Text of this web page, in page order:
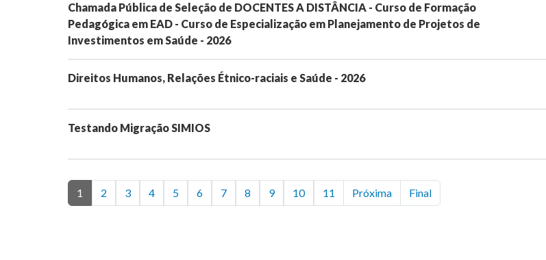
Chamada Pública de Seleção de DOCENTES A DISTÂNCIA - Curso de Formação
Pedagógica em EAD - Curso de Especialização em Planejamento de Projetos de
Investimentos em Saúde - 2026
Direitos Humanos, Relações Étnico-raciais e Saúde - 2026
Testando Migração SIMIOS
1 2 3 4 5 6 7 8 9 10 11 Próxima Final